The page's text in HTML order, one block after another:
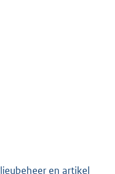
en artikel